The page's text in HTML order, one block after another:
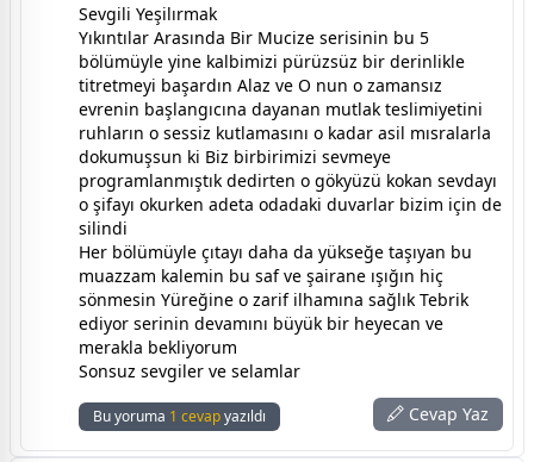
Sevgili Yeşilırmak
​Yıkıntılar Arasında Bir Mucize serisinin bu 5
bölümüyle yine kalbimizi pürüzsüz bir derinlikle
titretmeyi başardın Alaz ve O nun o zamansız
evrenin başlangıcına dayanan mutlak teslimiyetini
ruhların o sessiz kutlamasını o kadar asil mısralarla
dokumuşsun ki Biz birbirimizi sevmeye
programlanmıştık dedirten o gökyüzü kokan sevdayı
o şifayı okurken adeta odadaki duvarlar bizim için de
silindi
​Her bölümüyle çıtayı daha da yükseğe taşıyan bu
muazzam kalemin bu saf ve şairane ışığın hiç
sönmesin Yüreğine o zarif ilhamına sağlık Tebrik
ediyor serinin devamını büyük bir heyecan ve
merakla bekliyorum
​Sonsuz sevgiler ve selamlar
Bu yoruma 1 cevapyazıldı Cevap Yaz